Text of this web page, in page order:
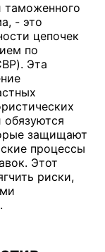
таможенного
- это
цепочек
по
Эта
обязуются
защищают
процессы
Этот
риски,